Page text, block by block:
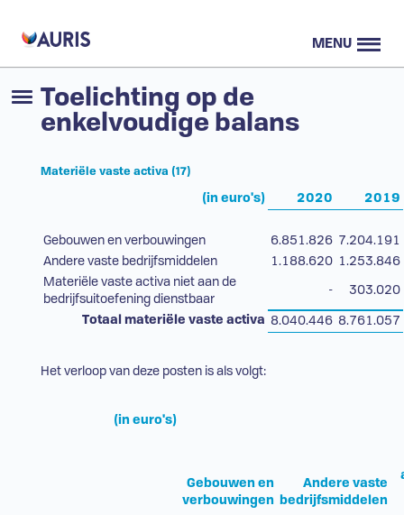
MENU
Toelichting op de
enkelvoudige balans
Materiële vaste activa (17)
(in euro's) 2020 2019
Gebouwen en verbouwingen 6.851.826 7.204.191
Andere vaste bedrijfsmiddelen
1.188.620 1.253.846
Materiële vaste activa niet aan de
bedrijfsuitoefening dienstbaar
- 303.020
Totaal materiële vaste activa 8.040.446 8.761.057
Het verloop van deze posten is als volgt:
(in euro's)
Gebouwen en
verbouwingen
Andere vaste
bedrijfsmiddelen